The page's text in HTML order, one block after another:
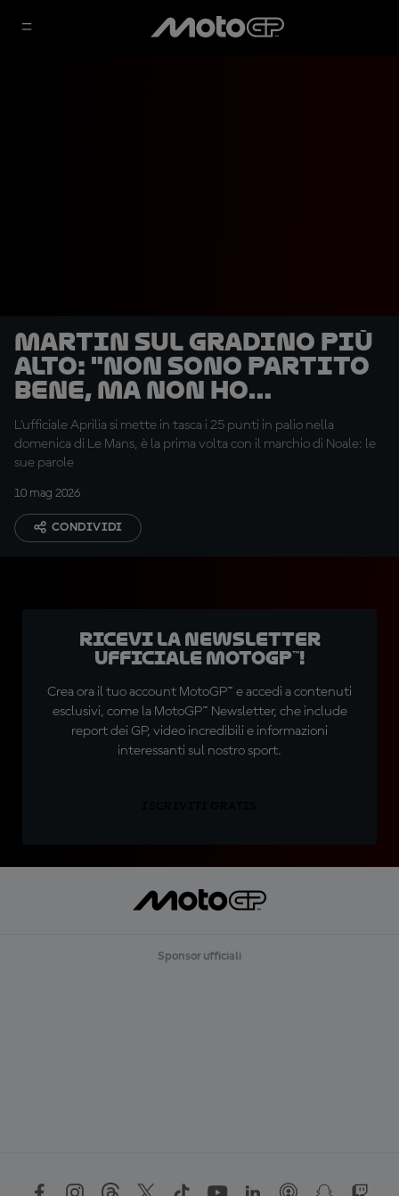
Martin sul gradino più
alto: "Non sono partito
bene, ma non ho
mollato"
L'ufficiale Aprilia si mette in tasca i 25 punti in palio nella
domenica di Le Mans, è la prima volta con il marchio di Noale: le
sue parole
10 mag 2026
CONDIVIDI
Ricevi la newsletter
ufficiale MotoGP™!
Crea ora il tuo account MotoGP™ e accedi a contenuti
esclusivi, come la MotoGP™ Newsletter, che include
report dei GP, video incredibili e informazioni
interessanti sul nostro sport.
Sponsor ufficiali